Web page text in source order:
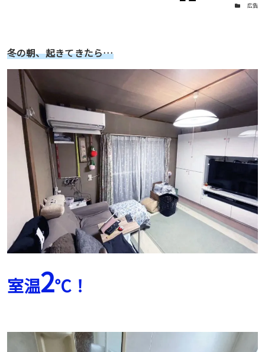
カテゴリー
広告
冬の朝、起きてきたら…
室温2℃！